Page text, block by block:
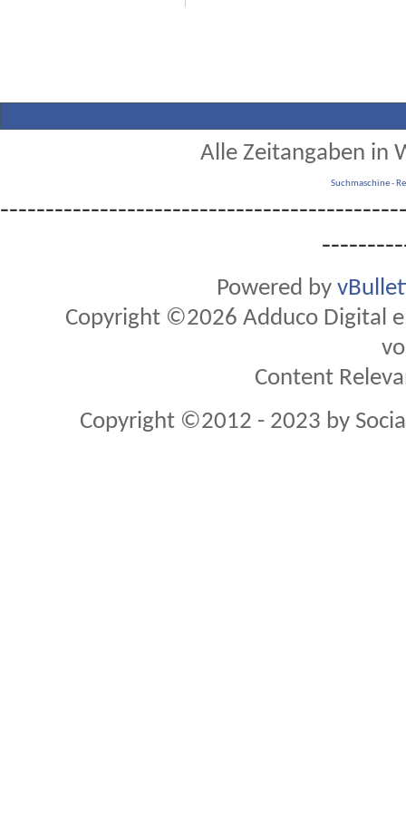
Alle Zeitangaben in
Suchmaschine-
Powered by
Copyright ©2026 Adduco Digital
Content
Copyright ©2012 - 2023 by